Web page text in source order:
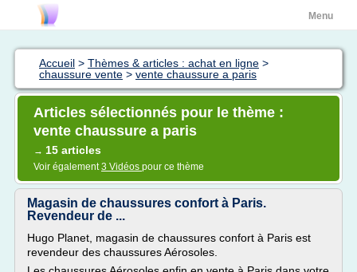
Menu
Accueil > Thèmes & articles : achat en ligne >
chaussure vente > vente chaussure a paris
Articles sélectionnés pour le thème :
vente chaussure a paris
→ 15 articles
Voir également3 Vidéos pour ce thème
Magasin de chaussures confort à Paris.
Revendeur de ...
Hugo Planet, magasin de chaussures confort à Paris est
revendeur des chaussures Aérosoles.